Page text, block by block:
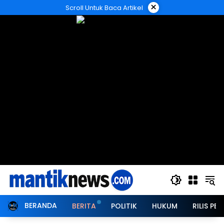
ke
Scroll Untuk Baca Artikel ×
BERANDA BERITA POLITIK HUKUM RILIS